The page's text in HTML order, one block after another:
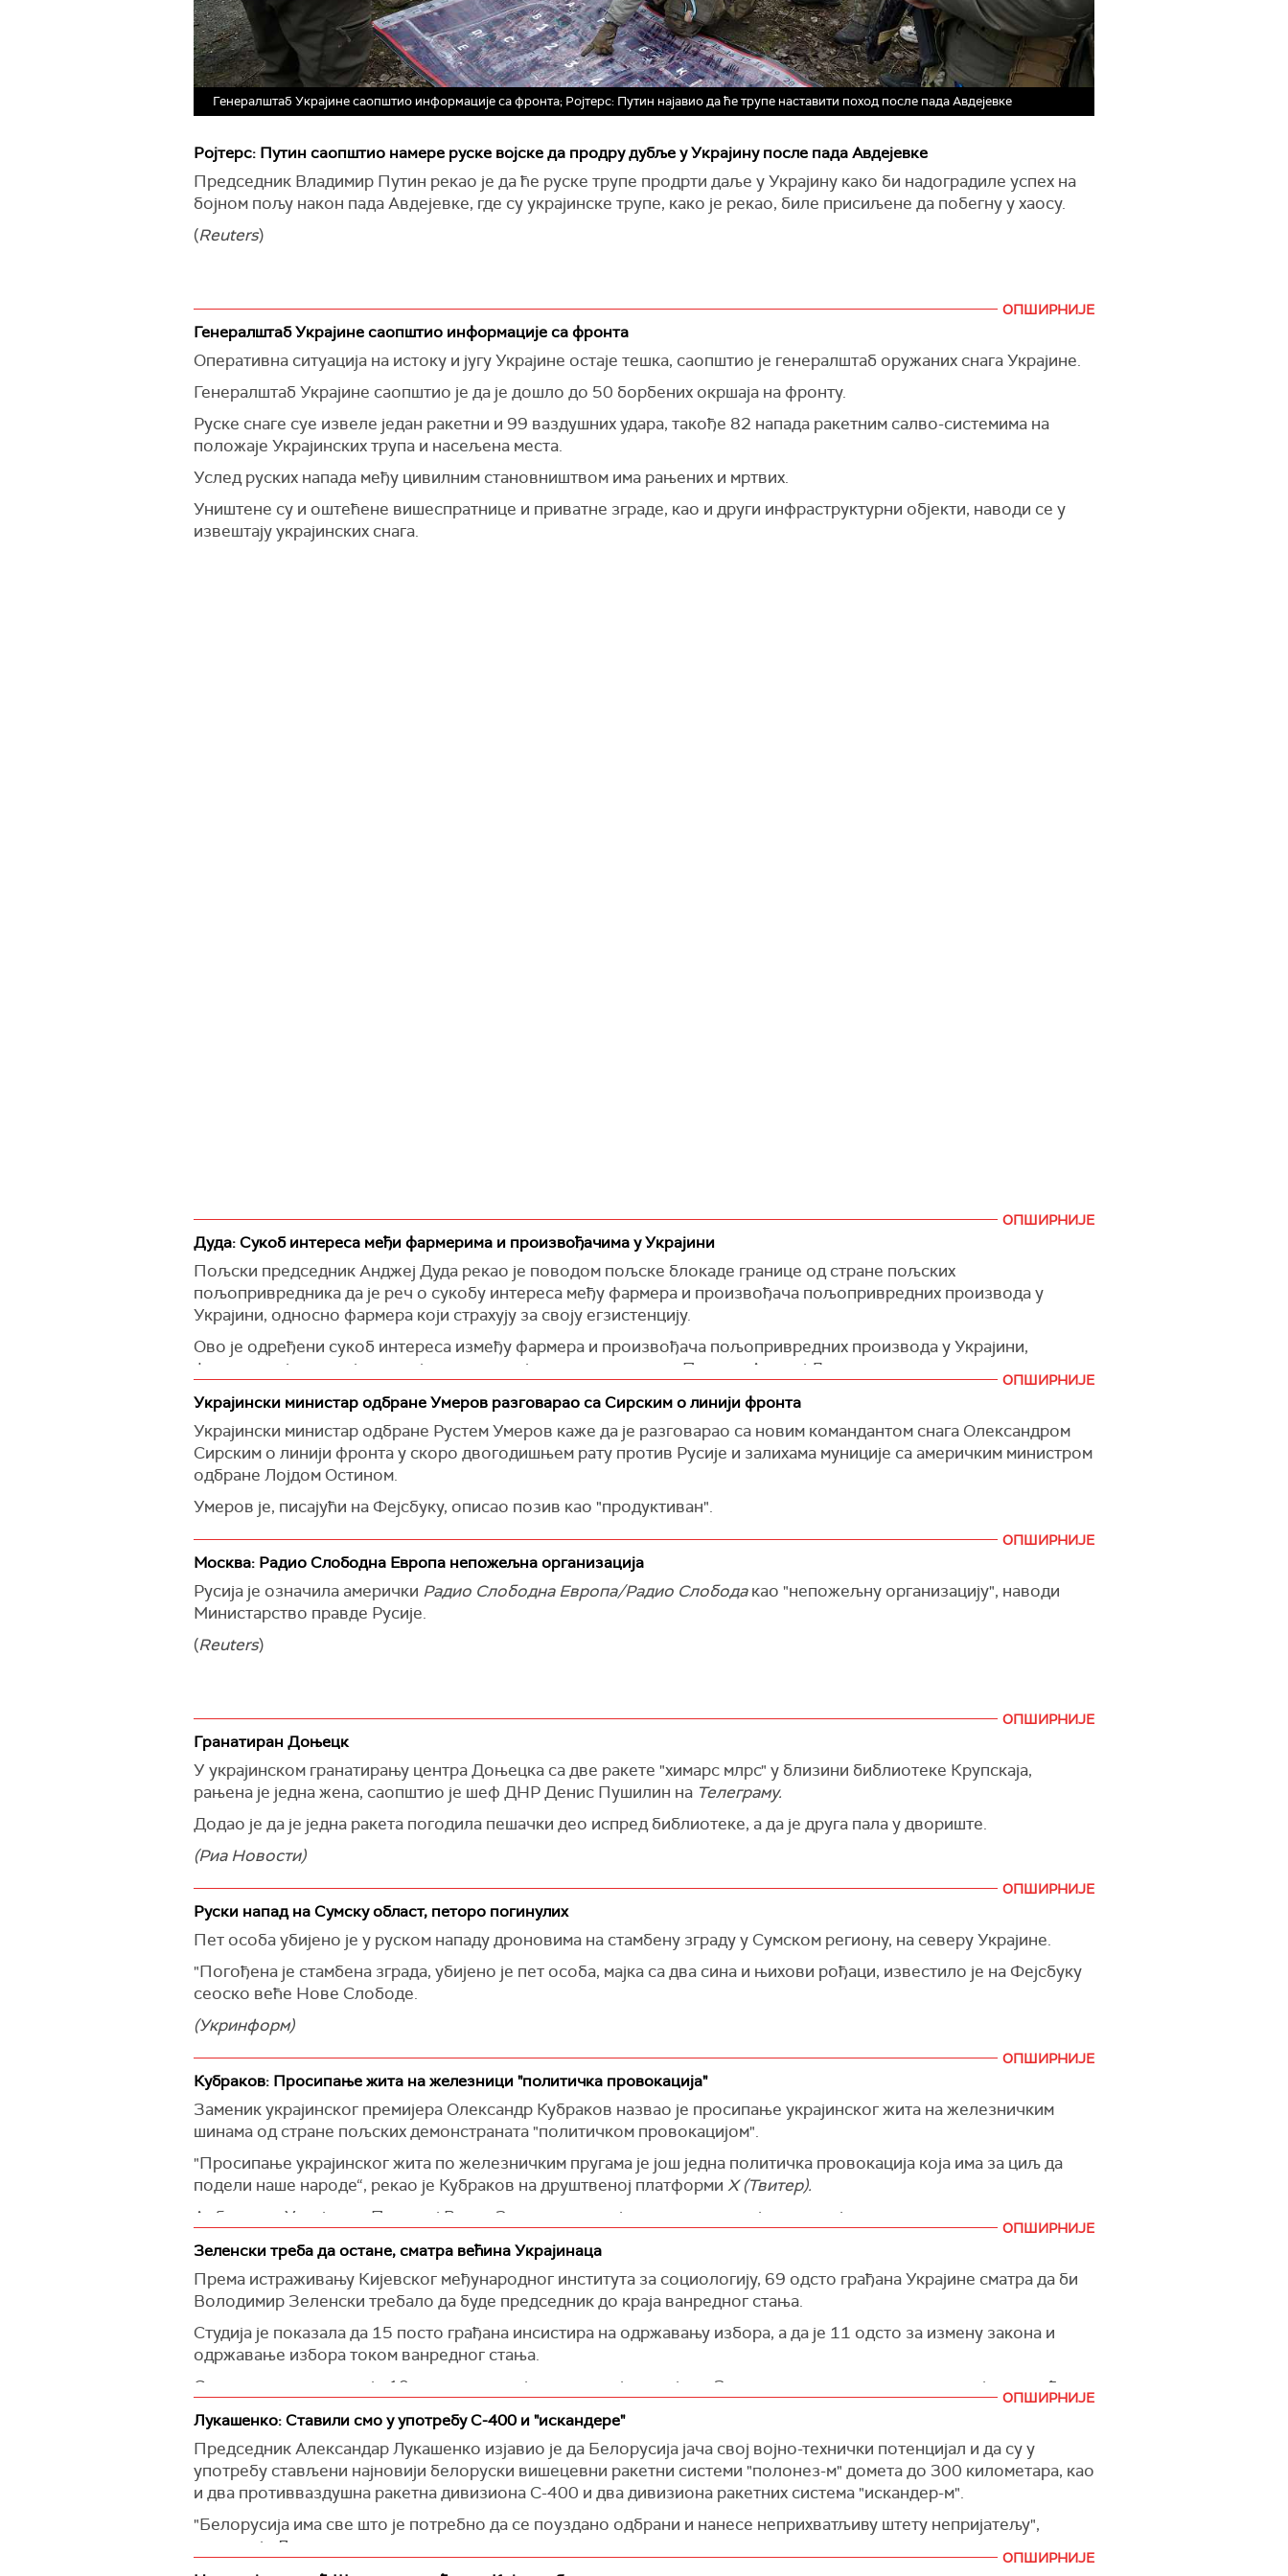
Генералштаб Украјине саопштио информације са фронта; Ројтерс: Путин најавио да ће трупе наставити поход после пада Авдејевке
Ројтерс: Путин саопштио намере руске војске да продру дубље у Украјину после пада Авдејевке
Председник Владимир Путин рекао је да ће руске трупе продрти даље у Украјину како би надоградиле успех на
бојном пољу након падаАвдејевке, где су украјинске трупе, како је рекао, биле присиљене да побегну у хаосу.
(Reuters)
ОПШИРНИЈЕ
Генералштаб Украјине саопштио информације са фронта
Оперативна ситуација на истоку и југу Украјине остаје тешка, саопштио је генералштаб оружаних снага Украјине.
Генералштаб Украјине саопштио је да је дошло до 50 борбених окршаја на фронту.
Руске снаге суе извеле један ракетни и 99 ваздушних удара, такође 82 напада ракетним салво-системима на
положаје Украјинских трупа и насељена места.
Услед руских напада међу цивилним становништвом има рањених и мртвих.
Уништене су и оштећене вишеспратнице и приватне зграде, као и други инфраструктурни објекти, наводи се у
извештају украјинских снага.
ОПШИРНИЈЕ
Дуда: Сукоб интереса међи фармерима и произвођачима у Украјини
Пољски председник Анджеј Дуда рекао је поводом пољске блокаде границе од стране пољских
пољопривредника да је реч о сукобу интереса међу фармера и произвођача пољопривредних производа у
Украјини, односно фармера који страхују за своју егзистенцију.
Ово је одређени сукоб интереса између фармера и произвођача пољопривредних производа у Украјини,
фармера који страхују за своју егзистенцију
каже председник Пољске Анджеј Дуда.
Саопштио је да пољске влатси покушавају да реше проблем блокаде пољско-украјинске границе од стране
пољских пољопривредника.
"Уовом тренутку можемо рећи да су ови протести захватили скоро целу Европску унију. Једноставно речено,
пољопривредници се плаше огромног прилива украјинских пољопривредних производа на тржишта земаља
Европске уније", рекао је Дуда Украјинском радију.
Подсетио је да је Пољска демократска земља у којој право на протест једноставно постоји и загарантовано је
Уставом, као и да протест није одлука власти у држави.
ОПШИРНИЈЕ
Украјински министар одбране Умеров разговарао са Сирским о линији фронта
Украјински министар одбране Рустем Умеров каже да је разговарао са новим командантом снага Олександром
Сирским о линији фронта у скоро двогодишњем рату против Русије и залихама муниције са америчким министром
одбране Лојдом Остином.
Умеров је, писајући на Фејсбуку, описао позив као "продуктиван".
(Reuters) ОПШИРНИЈЕ
Москва: Радио Слободна Европа непожељна организација
Русија је означила амерички Радио Слободна Европа/Радио Слободакао "непожељну организацију", наводи
Министарство правде Русије.
(Reuters)
ОПШИРНИЈЕ
Гранатиран Доњецк
У украјинском гранатирању центра Доњецка са две ракете "химарс млрс" у близини библиотеке Крупскаја,
рањена је једна жена, саопштио је шеф ДНР Денис Пушилин на Телеграму.
Додао је да је једна ракета погодила пешачки део испред библиотеке, а да је друга пала у двориште.
(Риа Новости)
ОПШИРНИЈЕ
Руски напад на Сумску област, петоро погинулих
Пет особа убијено је у руском нападу дроновима на стамбену зграду у Сумском региону, на северу Украјине.
"Погођена је стамбена зграда, убијено је пет особа, мајка са два сина и њихови рођаци, известило је на Фејсбуку
сеоско веће Нове Слободе.
(Укринформ)
ОПШИРНИЈЕ
Кубраков: Просипање жита на железници "политичка провокација"
Заменик украјинског премијера Олександр Кубраков назвао је просипање украјинског жита на железничким
шинама од стране пољских демонстраната "политичком провокацијом".
"Просипање украјинског жита по железничким пругама је још једна политичка провокација која има за циљ да
подели наше народе“, рекао је Кубраков на друштвеној платформи Х (Твитер).
Амбасадор Украјине у Пољској Васил Зварич позвао је пољску полицију да реагује.
(Reuters)
ОПШИРНИЈЕ
Зеленски треба да остане, сматра већина Украјинаца
Према истраживању Кијевског међународног института за социологију, 69 одсто грађана Украјине сматра да би
Володимир Зеленски требало да буде председник до краја ванредног стања.
Студија је показала да 15 посто грађана инсистира на одржавању избора, а да је 11 одсто за измену закона и
одржавање избора током ванредног стања.
Социолози наводе да је 10 одсто оних који подржавају опцију да Зеленски поднесе оставку на своја овлашћења
у мају ове године, а да до избора новог председника његова овлашћења обавља председник Врховне раде.
Истовремено, међу онима који не верују Зеленском, 38 одсто се слаже да он треба да буде председник до краја
ванредног стања, а 54 одсто подржава могућност промене власти.
Без обзира на њихов став о потреби избора, већина Украјинаца, 53 одсто сматра да би Зеленски требало да
учествује на следећим изборима.
(УНИАН)
ОПШИРНИЈЕ
Лукашенко: Ставили смо у употребу С-400 и "искандере"
Председник Александар Лукашенко изјавио је да Белорусија јача свој војно-технички потенцијал и да су у
употребу стављени најновији белоруски вишецевни ракетни системи "полонез-м" домета до 300 километара, као
и два противваздушна ракетна дивизиона С-400 и два дивизиона ракетних система "искандер-м".
"Белорусија има све што је потребно да се поуздано одбрани и нанесе неприхватљиву штету непријатељу",
истакао је Лукашенко.
ОПШИРНИЈЕ